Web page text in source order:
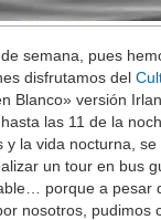
semana, pues
disfrutamos del
Blanco» versión
las 11 de la
la vida nocturna,
un tour en bus
porque a pesar
nosotros, pudimos